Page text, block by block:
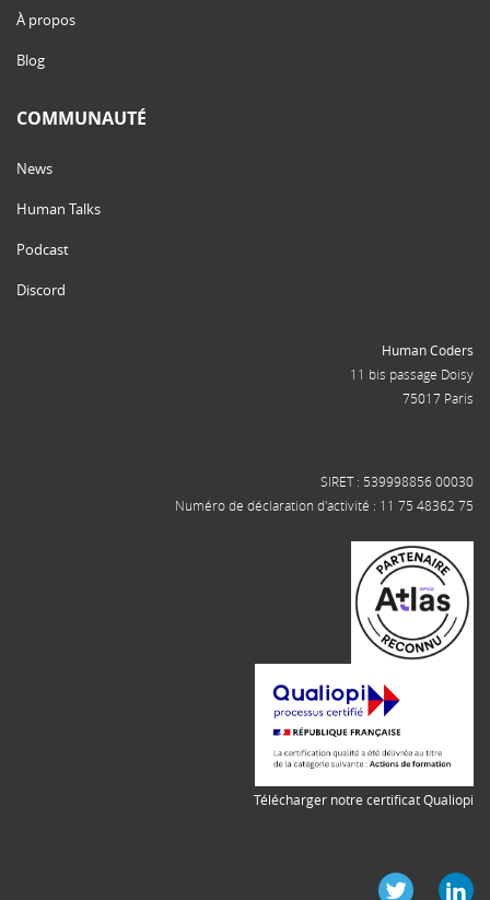
À propos
Blog
COMMUNAUTÉ
News
Human Talks
Podcast
Discord
Human Coders
11 bis passage Doisy
75017 Paris
SIRET : 539998856 00030
Numéro de déclaration d'activité : 11 75 48362 75
Télécharger notre certificat Qualiopi